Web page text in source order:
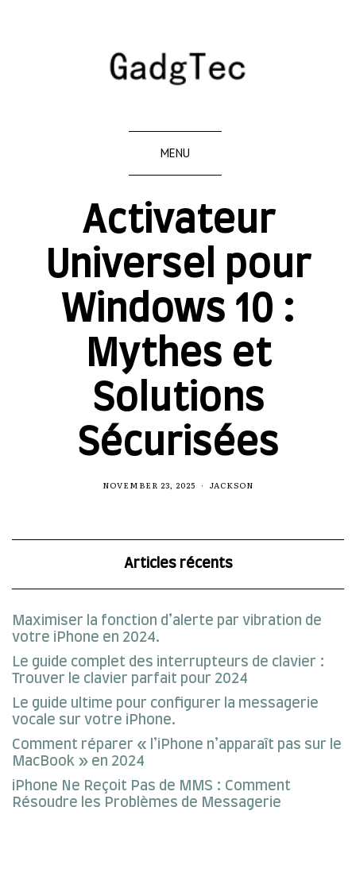
MENU
Activateur
Universel pour
Windows 10 :
Mythes et
Solutions
Sécurisées
NOVEMBER 23, 2025 JACKSON
Articles récents
Maximiser la fonction d’alerte par vibration de
votre iPhone en 2024.
Le guide complet des interrupteurs de clavier :
Trouver le clavier parfait pour 2024
Le guide ultime pour configurer la messagerie
vocale sur votre iPhone.
Comment réparer « l’iPhone n’apparaît pas sur le
MacBook » en 2024
iPhone Ne Reçoit Pas de MMS : Comment
Résoudre les Problèmes de Messagerie